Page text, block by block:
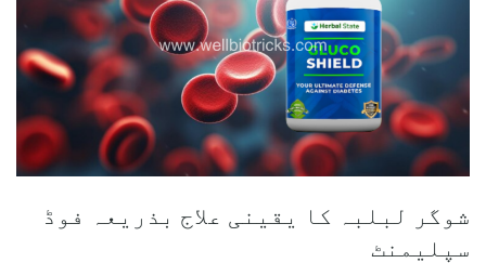
شوگر لبلبہ کا یقینی علاج بذریعہ فوڈ
سپلیمنٹ